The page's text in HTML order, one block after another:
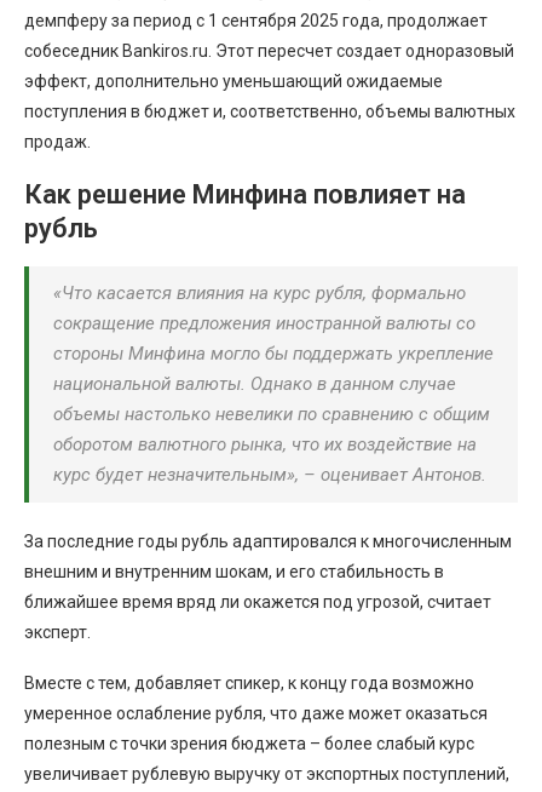
демпферу за период с 1 сентября 2025 года, продолжает
собеседник Bankiros.ru. Этот пересчет создает одноразовый
эффект, дополнительно уменьшающий ожидаемые
поступления в бюджет и, соответственно, объемы валютных
продаж.
Как решение Минфина повлияет на
рубль
«Что касается влияния на курс рубля, формально
сокращение предложения иностранной валюты со
стороны Минфина могло бы поддержать укрепление
национальной валюты. Однако в данном случае
объемы настолько невелики по сравнению с общим
оборотом валютного рынка, что их воздействие на
курс будет незначительным», – оценивает Антонов.
За последние годы рубль адаптировался к многочисленным
внешним и внутренним шокам, и его стабильность в
ближайшее время вряд ли окажется под угрозой, считает
эксперт.
Вместе с тем, добавляет спикер, к концу года возможно
умеренное ослабление рубля, что даже может оказаться
полезным с точки зрения бюджета – более слабый курс
увеличивает рублевую выручку от экспортных поступлений,